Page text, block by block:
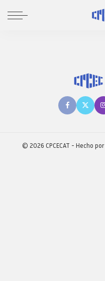
© 2026 CPCECAT - Hecho por